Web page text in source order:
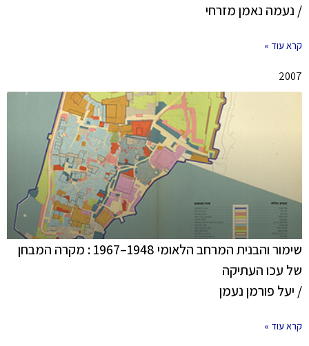
/ נעמה נאמן מזרחי
קרא עוד »
2007
שימור והבנית המרחב הלאומי 1948–1967 : מקרה המבחן
של עכו העתיקה
/ יעל פורמן נעמן
קרא עוד »